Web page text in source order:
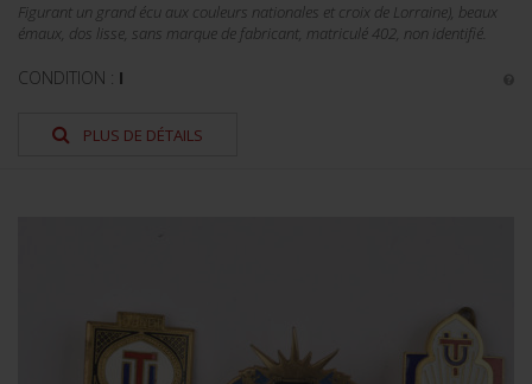
Figurant un grand écu aux couleurs nationales et croix de Lorraine), beaux
émaux, dos lisse, sans marque de fabricant, matriculé 402, non identifié.
CONDITION : I
PLUS DE DÉTAILS